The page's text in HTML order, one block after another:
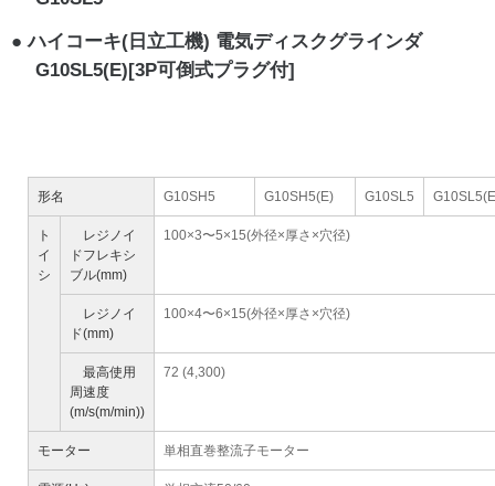
ハイコーキ(日立工機) 電気ディスクグラインダ
G10SL5(E)[3P可倒式プラグ付]
形名 G10SH5 G10SH5(E) G10SL5
ト
イ
シ
レジノイ
ドフレキシ
ブル(mm)
100×3〜5×15(外径×厚さ×穴径)
レジノイ
ド(mm)
100×4〜6×15(外径×厚さ×穴径)
最高使用
周速度
(m/s(m/min))
72 (4,300)
モーター 単相直巻整流子モーター